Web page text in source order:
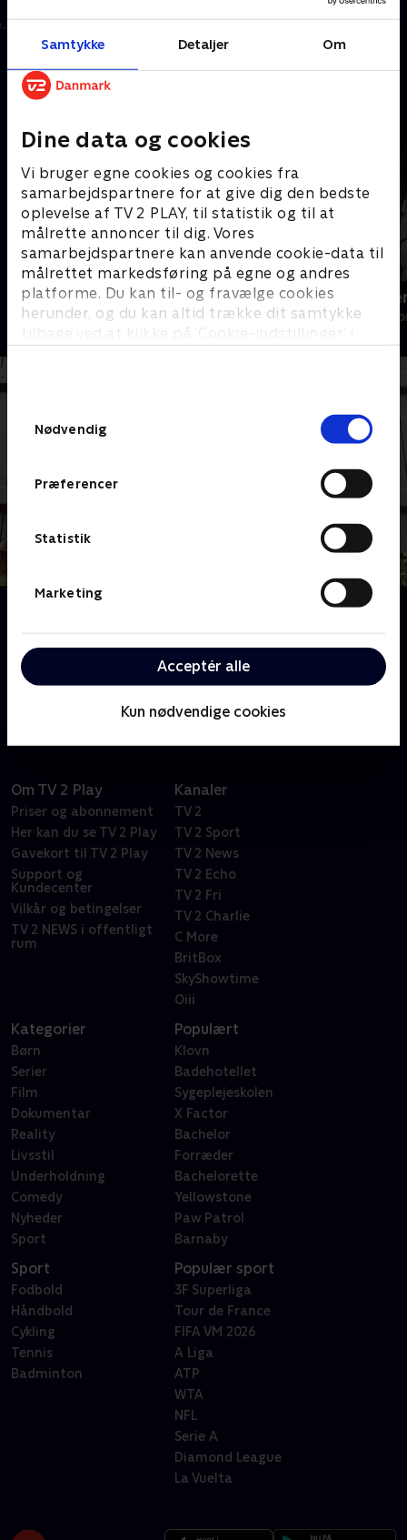
Samtykke Detaljer Om
Dine data og cookies
Vi bruger egne cookies og cookies fra
samarbejdspartnere for at give dig den bedste
oplevelse af TV 2 PLAY, til statistik og til at
målrette annoncer til dig. Vores
samarbejdspartnere kan anvende cookie-data til
målrettet markedsføring på egne og andres
platforme. Du kan til- og fravælge cookies
herunder, og du kan altid trække dit samtykke
tilbage ved at klikke på ’Cookie-indstillinger’ i
Nødvendig
Præferencer
Statistik
Marketing
Acceptér alle
Kun nødvendige cookies
tempoet ned med
andemiddag, vinhøst og gamle
21. oktober 2024 • 46 min
pludseligt snefald inviterer
bondegårdshygge.
Andre så også
Han, hun og drømmeslottet
Livsstil • 8 sæsoner
Petra
Livsstil • 1
Om Han, hun og drømmeslottet - ud i det blå
land og deler ud af hemmeligheder, som kun få
turister kender. Nye eventyr og uforglemmelige
Om TV 2 Play
Priser og abonnement
Her kan du se TV 2 Play
Gavekort til TV 2 Play
Support og
Kundecenter
Vilkår og betingelser
TV 2 NEWS i offentligt
rum
Kanaler
TV 2
TV 2 Sport
TV 2 News
TV 2 Echo
TV 2 Fri
TV 2 Charlie
C More
BritBox
SkyShowtime
Oiii
Kategorier
Børn
Serier
Film
Dokumentar
Reality
Livsstil
Underholdning
Comedy
Nyheder
Sport
Populært
Klovn
Badehotellet
Sygeplejeskolen
X Factor
Bachelor
Forræder
Bachelorette
Yellowstone
Paw Patrol
Barnaby
Sport
Fodbold
Håndbold
Cykling
Tennis
Badminton
Populær sport
3F Superliga
Tour de France
FIFA VM 2026
A Liga
ATP
WTA
NFL
Serie A
Diamond League
La Vuelta